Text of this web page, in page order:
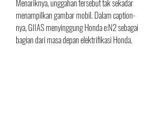
Menariknya, unggahan tersebut tak sekadar
menampilkan gambar mobil. Dalam caption-
nya, GIIAS menyinggung Honda e:N2 sebagai
bagian dari masa depan elektrifikasi Honda.